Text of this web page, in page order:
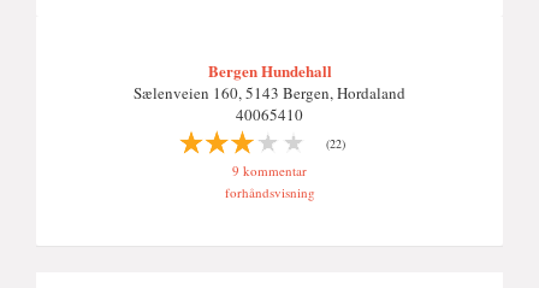
Bergen Hundehall
Sælenveien 160, 5143 Bergen, Hordaland
40065410
(22)
9 kommentar
forhåndsvisning